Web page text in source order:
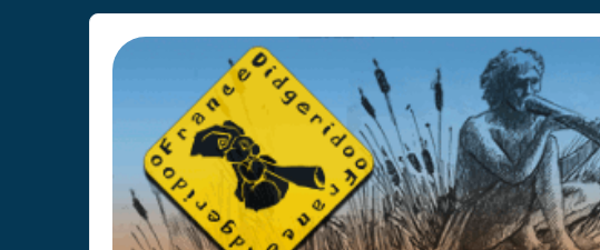
France Didgeridoo
Didgeridoo et Guimbarde sur France Didgeridoo - retrouvez la communauté.